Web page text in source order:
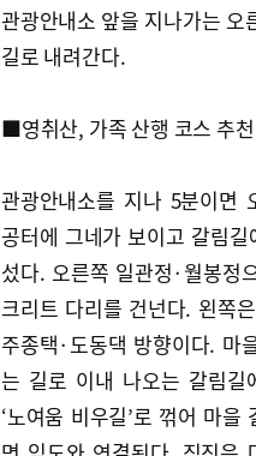
관광안내소 앞을 지나가는 오
길로 내려간다.
■영취산, 가족 산행 코스 추천
관광안내소를 지나 5분이면
공터에 그네가 보이고 갈림길
섰다. 오른쪽 일관정·월봉정
크리트 다리를 건넌다. 왼쪽
주종택·도동댁 방향이다. 마
는 길로 이내 나오는 갈림길
‘노여움 비우길’로 꺾어 마을